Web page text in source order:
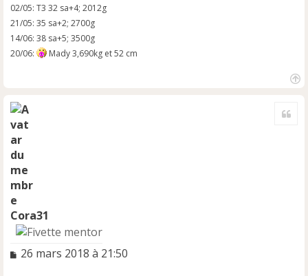
02/05: T3 32 sa+4; 2012g
21/05: 35 sa+2; 2700g
14/06: 38 sa+5; 3500g
20/06:
Mady 3,690kg et 52 cm
Cora31
M
26 mars 2018 à 21:50